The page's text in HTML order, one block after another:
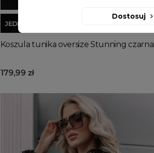
JEDEN ROZMIAR
Koszula tunika oversize Stunning czarna
179,99 zł
Dostosuj